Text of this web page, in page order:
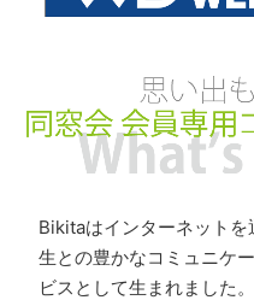
Bikitaはインターネット
生との豊かなコミュニケ
ビスとして生まれました。